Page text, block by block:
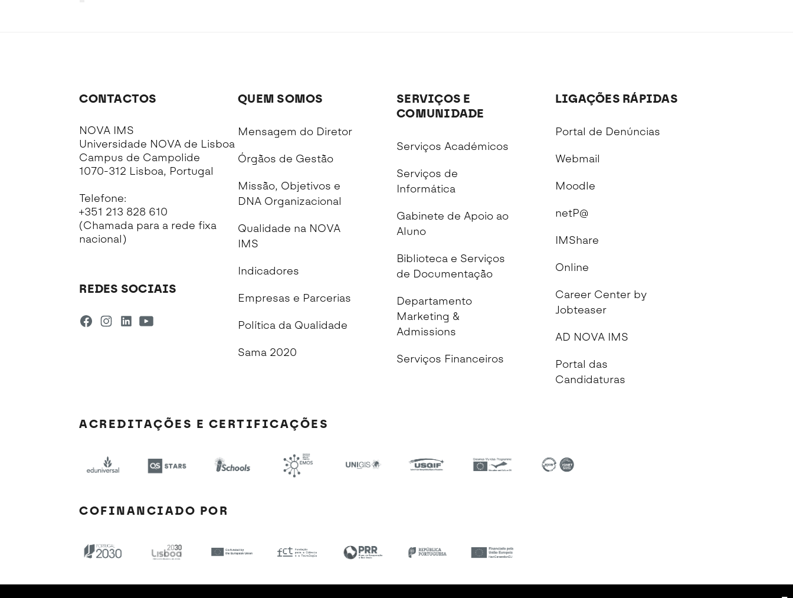
CONTACTOS
NOVA IMS
Universidade NOVA de Lisboa
Campus de Campolide
1070-312 Lisboa, Portugal
Telefone:
+351 213 828 610
(Chamada para a rede fixa
nacional)
REDES SOCIAIS
QUEM SOMOS
Mensagem do Diretor
Órgãos de Gestão
Missão, Objetivos e
DNA Organizacional
Qualidade na NOVA
IMS
Indicadores
Empresas e Parcerias
Política da Qualidade
Sama 2020
SERVIÇOS E
COMUNIDADE
Serviços Académicos
Serviços de
Informática
Gabinete de Apoio ao
Aluno
Biblioteca e Serviços
de Documentação
Departamento
Marketing &
Admissions
Serviços Financeiros
LIGAÇÕES RÁPIDAS
Portal de Denúncias
Webmail
Moodle
netP@
IMShare
Online
Career Center by
Jobteaser
AD NOVA IMS
Portal das
Candidaturas
ACREDITAÇÕES E CERTIFICAÇÕES
COFINANCIADO POR